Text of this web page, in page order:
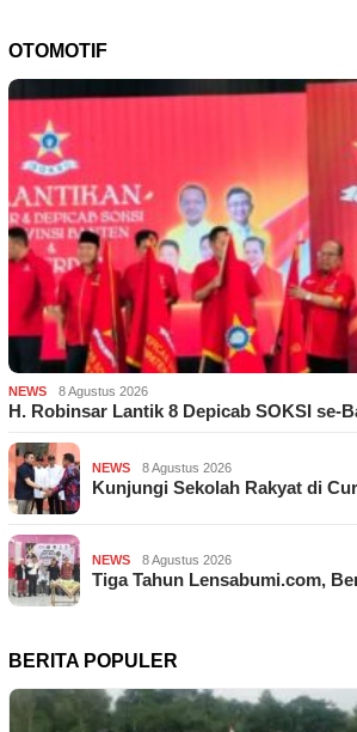
OTOMOTIF
NEWS 8 Agustus 2026
H. Robinsar Lantik 8 Depicab SOKSI se-
NEWS 8 Agustus 2026
Kunjungi Sekolah Rakyat di
NEWS 8 Agustus 2026
Tiga Tahun Lensabumi.com,
BERITA POPULER